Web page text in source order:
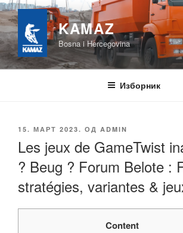
Скочи
на
садржај
KAMAZ
Bosna i Hercegovina
Изборник
ОБЈАВЉЕНО
15. МАРТ 2023. ОД ADMIN
Les jeux de GameTwist
? Beug ? Forum Belote :
stratégies, variantes &
Content